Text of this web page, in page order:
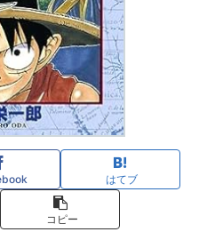
はてブ
コピー